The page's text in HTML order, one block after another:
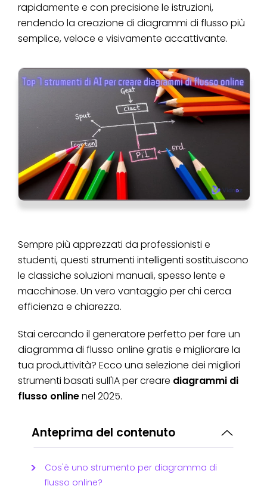
rapidamente e con precisione le istruzioni,
rendendo la creazione di diagrammi di flusso più
semplice, veloce e visivamente accattivante.
Sempre più apprezzati da professionisti e
studenti, questi strumenti intelligenti sostituiscono
le classiche soluzioni manuali, spesso lente e
macchinose. Un vero vantaggio per chi cerca
efficienza e chiarezza.
Stai cercando il generatore perfetto per fare un
diagramma di flusso online gratis e migliorare la
tua produttività? Ecco una selezione dei migliori
strumenti basati sull'IA per creare diagrammi di
flusso onlinenel 2025.
Anteprima del contenuto
Cos'è uno strumento per diagramma di
flusso online?